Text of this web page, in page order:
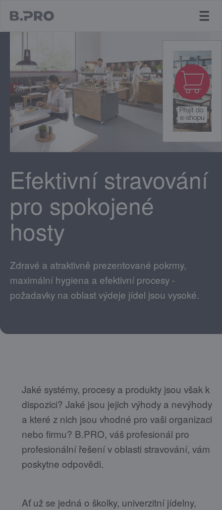
Efektivní stravování
pro spokojené
hosty
Zdravé a atraktivně prezentované pokrmy,
maximální hygiena a efektivní procesy -
požadavky na oblast výdeje jídel jsou vysoké.
Jaké systémy, procesy a produkty jsou však k
dispozici? Jaké jsou jejich výhody a nevýhody
a které z nich jsou vhodné pro vaši organizaci
nebo firmu? B.PRO, váš profesionál pro
profesionální řešení v oblasti stravování, vám
poskytne odpovědi.
Ať už se jedná o školky, univerzitní jídelny,